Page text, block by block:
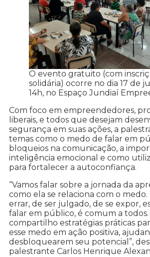
O evento gratuito (com
solidária) ocorre no dia 17 de
14h, no Espaço Jundiaí
Com foco em empreendedores,
liberais, e todos que desejam
segurança em suas ações, a
temas como o medo de falar em
bloqueios na comunicação, a
inteligência emocional e como
para fortalecer a autoconfiança.
“Vamos falar sobre a jornada da
como ela se relaciona com o
errar, de ser julgado, de se expor,
falar em público, é comum a todos.
compartilho estratégias práticas
esse medo em ação positiva,
desbloquearem seu potencial”,
palestrante Carlos Henrique